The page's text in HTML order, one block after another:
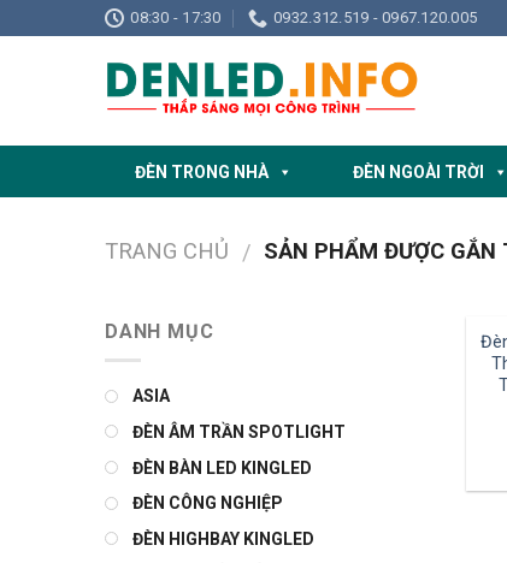
to
08:30 - 17:30 0932.312.519 - 0967.120.005
ĐÈN TRONG NHÀ ĐÈN NGOÀI TRỜI
TRANG CHỦ / SẢN PHẨM ĐƯỢC
DANH MỤC
ASIA
ĐÈN ÂM TRẦN SPOTLIGHT
ĐÈN BÀN LED KINGLED
ĐÈN CÔNG NGHIỆP
ĐÈN HIGHBAY KINGLED